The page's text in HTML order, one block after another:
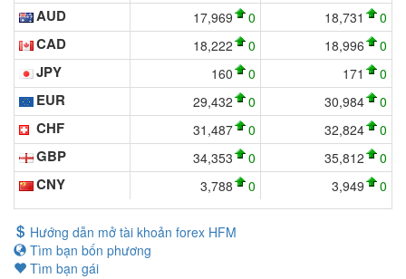
AUD 17,969 0 18,731 0
CAD 18,222 0 18,996 0
JPY 160 0 171 0
EUR 29,432 0 30,984 0
CHF 31,487 0 32,824 0
GBP 34,353 0 35,812 0
CNY 3,788 0 3,949 0
Hướng dẫn mở tài khoản forex HFM
Tìm bạn bốn phương
Tìm bạn gái